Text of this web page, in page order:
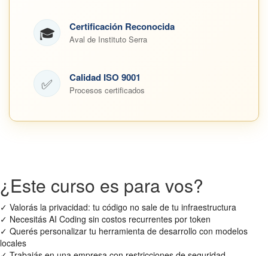
🎓 Certificación Reconocida
Aval de Instituto Serra
✅ Calidad ISO 9001
Procesos certificados
¿Este curso es para vos?
✓ Valorás la privacidad: tu código no sale de tu infraestructura
✓ Necesitás AI Coding sin costos recurrentes por token
✓ Querés personalizar tu herramienta de desarrollo con modelos
locales